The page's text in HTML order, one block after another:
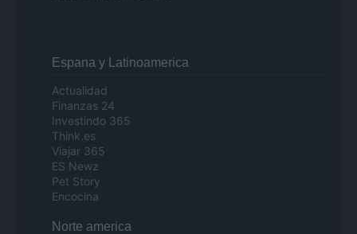
Espana y Latinoamerica
Actualidad
Finanzas 24
Investindo 365
Think.es
Viajar 365
ES Newz
Pet Story
Encocina
Norte america